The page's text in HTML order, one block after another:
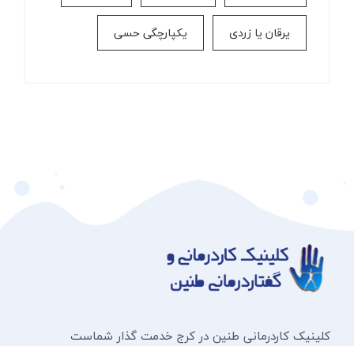
یرقان یا زردی یکپارچگی حسی
کلینیک کاردرمانی طنین در کرج خدمت گذار شماست